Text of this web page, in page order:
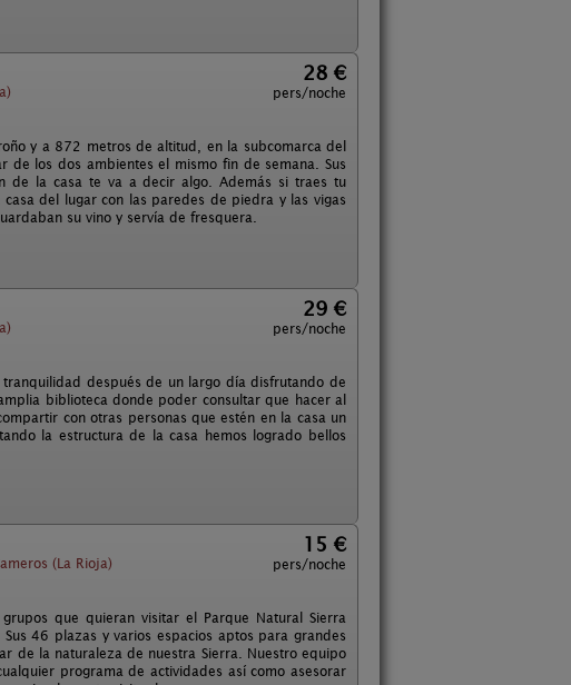
28 €
pers/noche
y a 872 metros de altitud, en la subcomarca del
los dos ambientes el mismo fin de semana. Sus
de la casa te va a decir algo. Además si traes tu
del lugar con las paredes de piedra y las vigas
su vino y servía de fresquera.
29 €
pers/noche
después de un largo día disfrutando de
biblioteca donde poder consultar que hacer al
con otras personas que estén en la casa un
la estructura de la casa hemos logrado bellos
(La Rioja)
15 €
pers/noche
que quieran visitar el Parque Natural Sierra
46 plazas y varios espacios aptos para grandes
de la naturaleza de nuestra Sierra. Nuestro equipo
programa de actividades así como asesorar